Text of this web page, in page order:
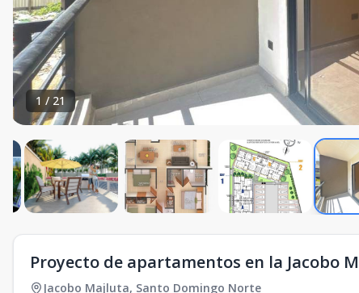
1 / 21
Proyecto de apartamentos en la Jacobo
Jacobo Majluta, Santo Domingo Norte